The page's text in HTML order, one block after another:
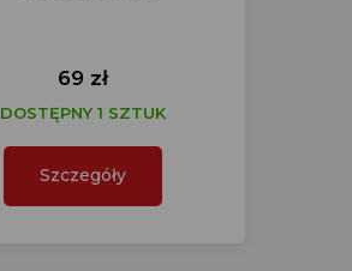
69 zł
DOSTĘPNY 1 SZTUK
Szczegóły